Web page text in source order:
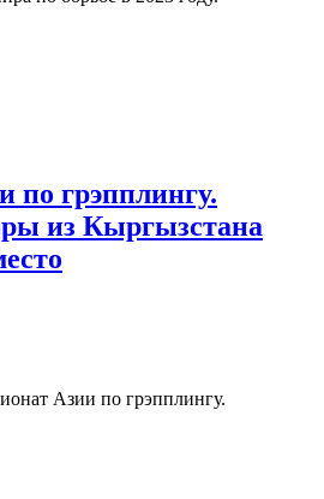
по грэпплингу.
из Кыргызстана
Азии по грэпплингу.